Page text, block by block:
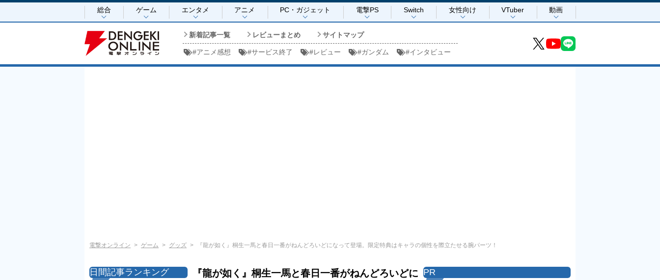
総合 ゲーム エンタメ アニメ PC・ガジェット 電撃PS Switch 女性向け VTuber 動画
新着記事一覧 レビューまとめ サイトマップ
#アニメ感想 #サービス終了 #レビュー #ガンダム #インタビュー
電撃オンライン ゲーム グッズ 『龍が如く』桐生一馬と春日一番がねんどろいどになって登場。限定特典はキャラの個性を際立たせる腕パーツ！
『龍が如く』桐生一馬と春日一番がねんどろいどに
日間記事ランキング PR